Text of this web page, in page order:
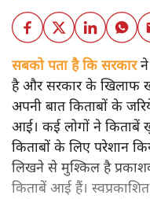
सबको पता है कि सरकारने
है और सरकार के खिलाफ
अपनी बात किताबों के
आई। कई लोगों ने किताबें
किताबों के लिए परेशान
लिखने से मुश्किल है
किताबें आई हैं।